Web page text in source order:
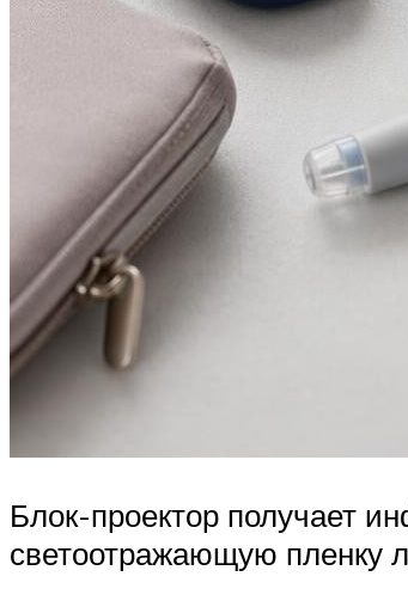
Блок-проектор получает
светоотражающую пленку